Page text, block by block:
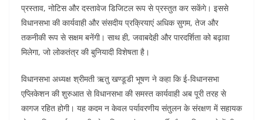
प्रस्ताव, नोटिस और दस्तावेज डिजिटल रूप से प्रस्तुत कर सकेंगे। इससे
विधानसभा की कार्यवाही और संसदीय प्रक्रियाएं अधिक सुगम, तेज और
तकनीकी रूप से सक्षम बनेंगी। साथ ही, जवाबदेही और पारदर्शिता को बढ़ावा
मिलेगा, जो लोकतंत्र की बुनियादी विशेषता है।
विधानसभा अध्यक्ष श्रीमती ऋतु खण्डूडी भूषण ने कहा कि ई-विधानसभा
एप्लिकेशन की शुरुआत से विधानसभा की समस्त कार्यवाही अब पूरी तरह से
कागज रहित होगी। यह कदम न केवल पर्यावरणीय संतुलन के संरक्षण में सहायक